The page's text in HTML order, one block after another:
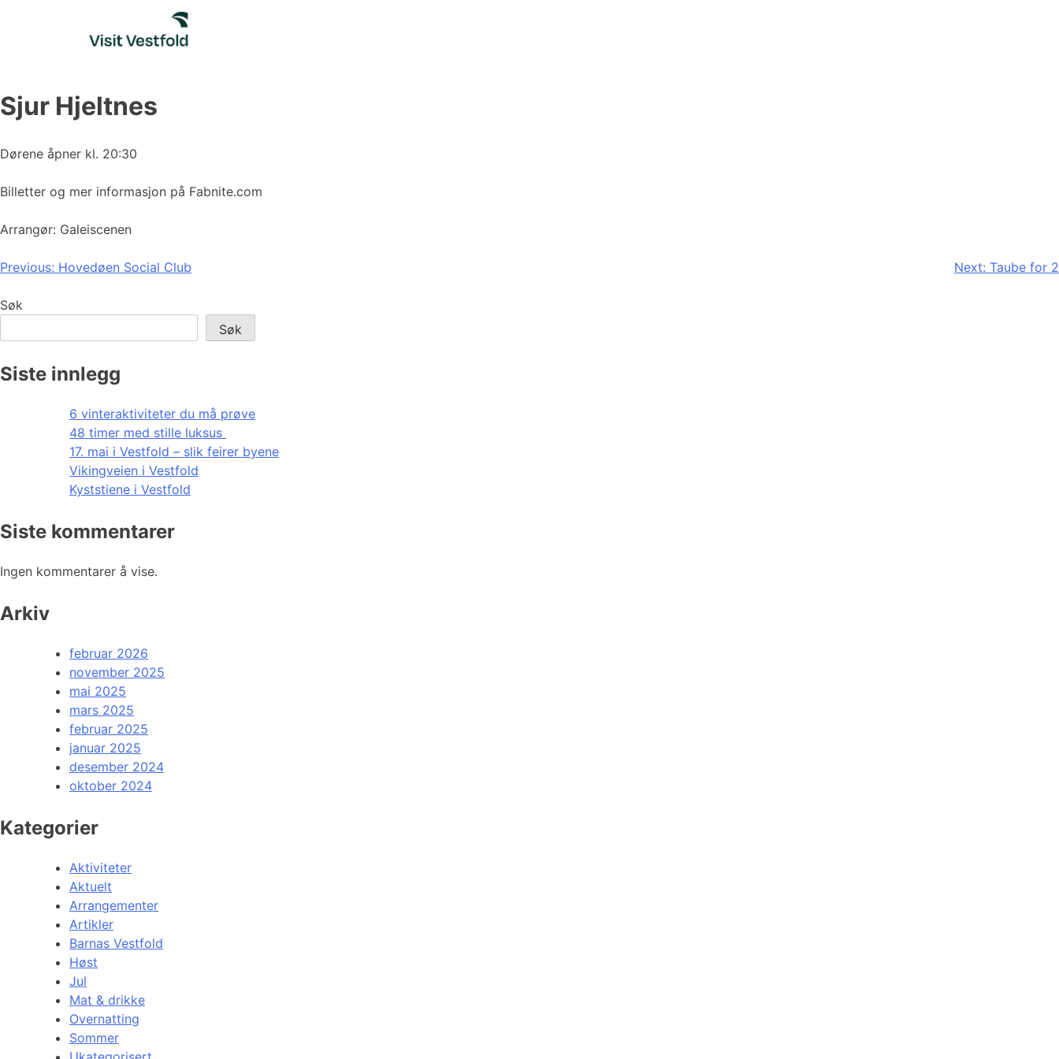
Sjur Hjeltnes
Dørene åpner kl. 20:30
Billetter og mer informasjon på Fabnite.com
Arrangør: Galeiscenen
Innleggsnavigasjon
Previous: Hovedøen Social Club Next: Taube for 2
Søk
Søk
Siste innlegg
6 vinteraktiviteter du må prøve
48 timer med stille luksus
17. mai i Vestfold – slik feirer byene
Vikingveien i Vestfold
Kyststiene i Vestfold
Siste kommentarer
Ingen kommentarer å vise.
Arkiv
februar 2026
november 2025
mai 2025
mars 2025
februar 2025
januar 2025
desember 2024
oktober 2024
Kategorier
Aktiviteter
Aktuelt
Arrangementer
Artikler
Barnas Vestfold
Høst
Jul
Mat & drikke
Overnatting
Sommer